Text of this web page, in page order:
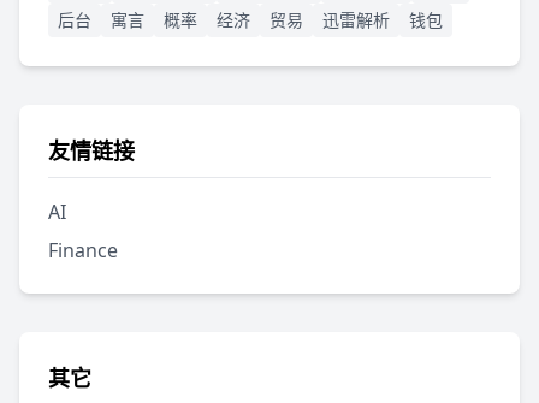
后台
寓言 概率 经济 贸易 迅雷解析 钱包
友情链接
AI
Finance
其它